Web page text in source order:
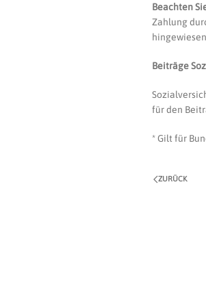
Beachten
Zahlung
Beiträge
für den
* Gilt für
ZURÜCK